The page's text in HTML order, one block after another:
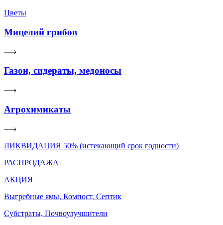
Цветы
Мицелий грибов
Газон, сидераты, медоносы
Агрохимикаты
ЛИКВИДАЦИЯ 50% (истекающий срок годности)
РАСПРОДАЖА
АКЦИЯ
Выгребные ямы, Компост, Септик
Субстраты, Почвоулучшители